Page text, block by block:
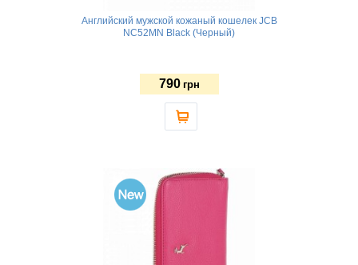
Английский мужской кожаный кошелек JCB
NC52MN Black (Черный)
790 грн